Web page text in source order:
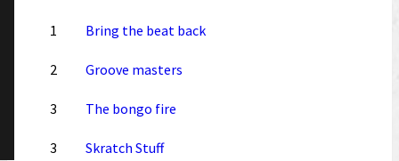
1 Bring the beat back
2 Groove masters
3 The bongo fire
3 Skratch Stuff